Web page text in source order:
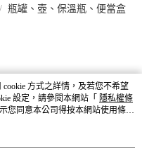
瓶罐、壺、保溫瓶、便當盒
方式之詳情，及若您不希望
設定，請參閱本網站「 隱私權條
您同意本公司得按本網站使用條款